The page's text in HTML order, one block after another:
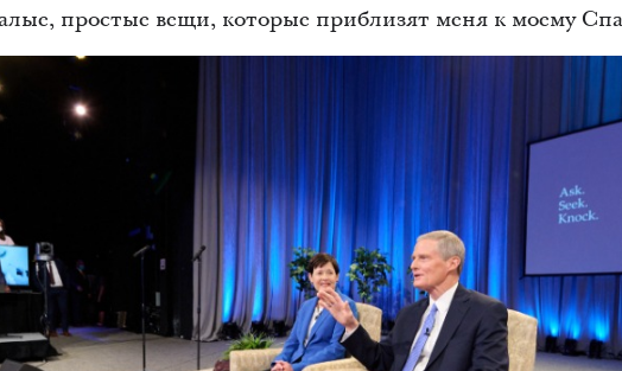
простые вещи, которые приблизят меня к моему